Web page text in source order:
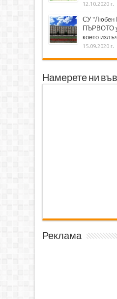
12.10.2020 г.
СУ "Любен
ПЪРВОТО
което
15.09.2020 г.
Намерете ни във
Реклама